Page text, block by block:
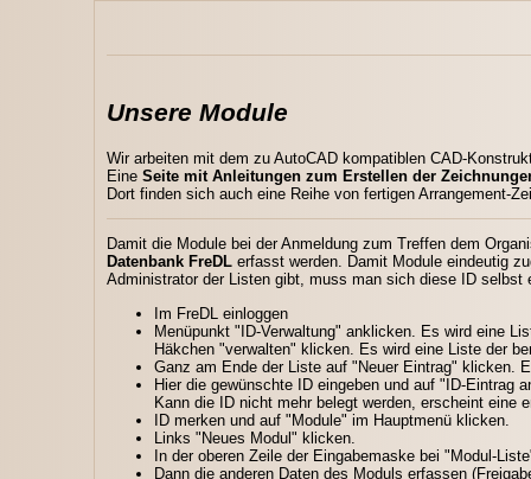
Unsere Module
Wir arbeiten mit dem zu AutoCAD kompatiblen CAD-
Eine Seite mit Anleitungen zum Erstellen der
Dort finden sich auch eine Reihe von fertigen Arrangement-
Damit die Module bei der Anmeldung zum Treffen dem
Datenbank FreDL erfasst werden. Damit Module eindeutig
Administrator der Listen gibt, muss man sich diese ID selbst
Im FreDL einloggen
Menüpunkt "ID-Verwaltung" anklicken. Es wird eine
Häkchen "verwalten" klicken. Es wird eine Liste der
Ganz am Ende der Liste auf "Neuer Eintrag" klicken.
Hier die gewünschte ID eingeben und auf "ID-Eintrag
Kann die ID nicht mehr belegt werden, erscheint eine
ID merken und auf "Module" im Hauptmenü klicken.
Links "Neues Modul" klicken.
In der oberen Zeile der Eingabemaske bei "Modul-
Dann die anderen Daten des Moduls erfassen